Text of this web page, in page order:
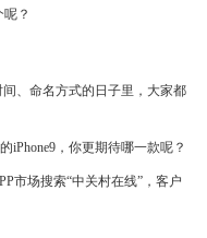
、命名方式的日子里，大家都
iPhone9，你更期待哪一款呢？
市场搜索“中关村在线”，客户